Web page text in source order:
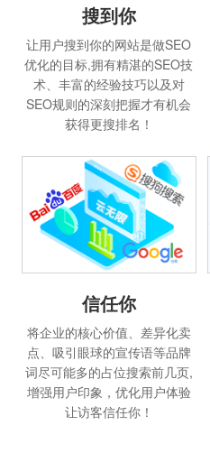
搜到你
让用户搜到你的网站是做SEO
优化的目标,拥有精湛的SEO技
术、丰富的经验技巧以及对
SEO规则的深刻把握才有机会
获得更搜排名！
信任你
将企业的核心价值、差异化卖
点、吸引眼球的宣传语等品牌
词尽可能多的占位搜索前几页,
增强用户印象，优化用户体验
让访客信任你！